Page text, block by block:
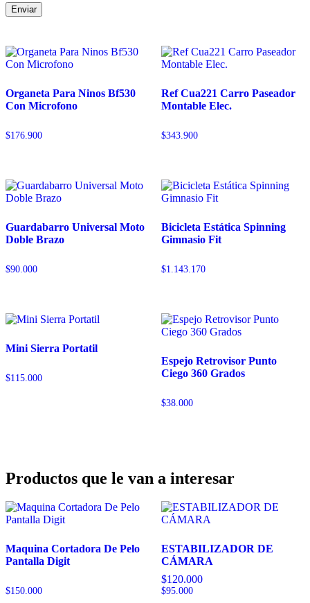
Organeta Para Ninos Bf530
Con Microfono
$176.900
Ref Cua221 Carro Paseador
Montable Elec.
$343.900
Guardabarro Universal Moto
Doble Brazo
$90.000
Bicicleta Estática Spinning
Gimnasio Fit
$1.143.170
Mini Sierra Portatil
$115.000
Espejo Retrovisor Punto
Ciego 360 Grados
$38.000
Productos que le van a interesar
Maquina Cortadora De Pelo
Pantalla Digit
$150.000
ESTABILIZADOR DE
CÁMARA
$120.000
$95.000